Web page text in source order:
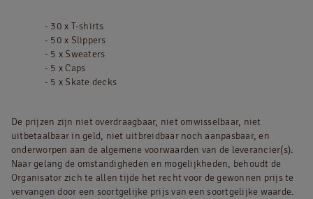
- 30 x T-shirts
- 50 x Slippers
- 5 x Sweaters
- 5 x Caps
- 5 x Skate decks
De prijzen zijn niet overdraagbaar, niet omwisselbaar, niet
uitbetaalbaar in geld, niet uitbreidbaar noch aanpasbaar, en
onderworpen aan de algemene voorwaarden van de leverancier(s).
Naar gelang de omstandigheden en mogelijkheden, behoudt de
Organisator zich te allen tijde het recht voor de gewonnen prijs te
vervangen door een soortgelijke prijs van een soortgelijke waarde.